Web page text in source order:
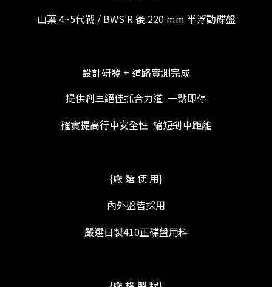
山葉 4~5代戰 / BWS'R 後 220 mm 半浮動碟盤
設計研發 + 道路實測完成
提供剎車絕佳抓合力道 一點即停
確實提高行車安全性 縮短剎車距離
{嚴 選 使 用}
內外盤皆採用
嚴選日製410正碟盤用料